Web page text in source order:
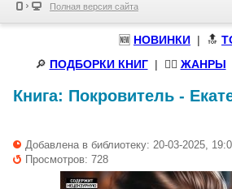
Полная версия сайта
🆕 НОВИНКИ | 🔝
🔎 ПОДБОРКИ КНИГ| 🧝‍♀️ ЖАНРЫ
Книга: Покровитель -
Добавлена в библиотеку: 20-03-2025,
Просмотров: 728